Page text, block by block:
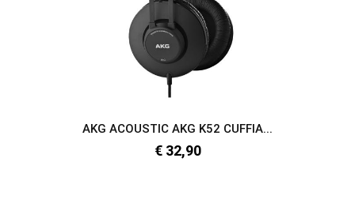
AKG ACOUSTIC AKG K52 CUFFIA...
€ 32,90